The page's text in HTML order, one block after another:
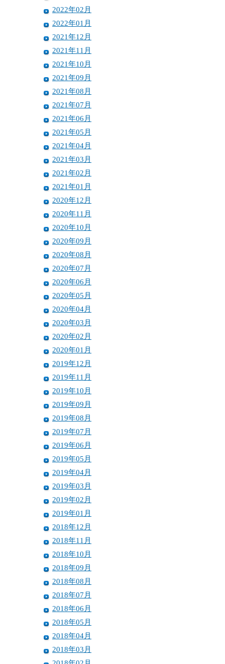
2022年02月
2022年01月
2021年12月
2021年11月
2021年10月
2021年09月
2021年08月
2021年07月
2021年06月
2021年05月
2021年04月
2021年03月
2021年02月
2021年01月
2020年12月
2020年11月
2020年10月
2020年09月
2020年08月
2020年07月
2020年06月
2020年05月
2020年04月
2020年03月
2020年02月
2020年01月
2019年12月
2019年11月
2019年10月
2019年09月
2019年08月
2019年07月
2019年06月
2019年05月
2019年04月
2019年03月
2019年02月
2019年01月
2018年12月
2018年11月
2018年10月
2018年09月
2018年08月
2018年07月
2018年06月
2018年05月
2018年04月
2018年03月